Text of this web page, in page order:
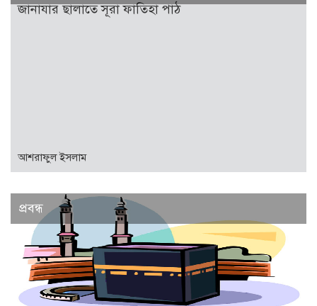
জানাযার ছালাতে সূরা ফাতিহা পাঠ
আশরাফুল ইসলাম
প্রবন্ধ